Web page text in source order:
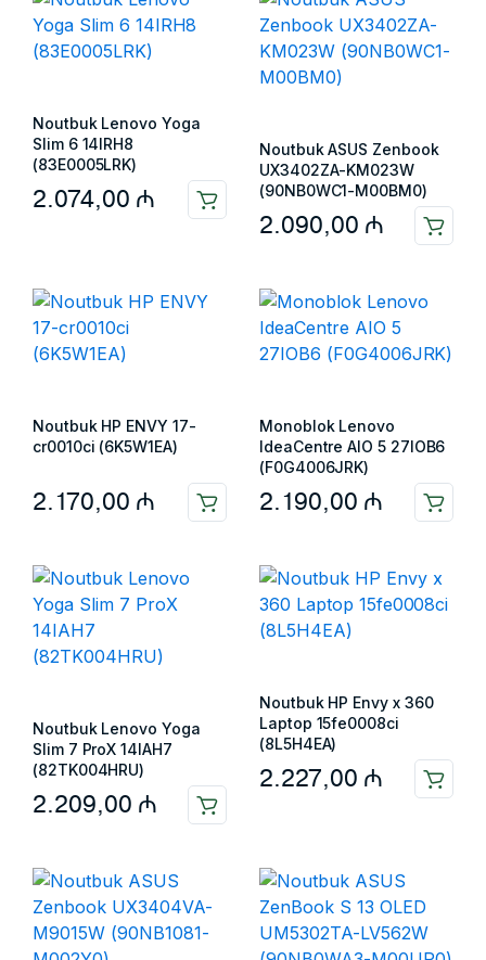
Noutbuk Lenovo Yoga
Slim 6 14IRH8
(83E0005LRK)
2.074,00 ₼
Noutbuk ASUS Zenbook
UX3402ZA-KM023W
(90NB0WC1-M00BM0)
2.090,00 ₼
Noutbuk HP ENVY 17-
cr0010ci (6K5W1EA)
2.170,00 ₼
Monoblok Lenovo
IdeaCentre AIO 5 27IOB6
(F0G4006JRK)
2.190,00 ₼
Noutbuk Lenovo Yoga
Slim 7 ProX 14IAH7
(82TK004HRU)
2.209,00 ₼
Noutbuk HP Envy x 360
Laptop 15fe0008ci
(8L5H4EA)
2.227,00 ₼